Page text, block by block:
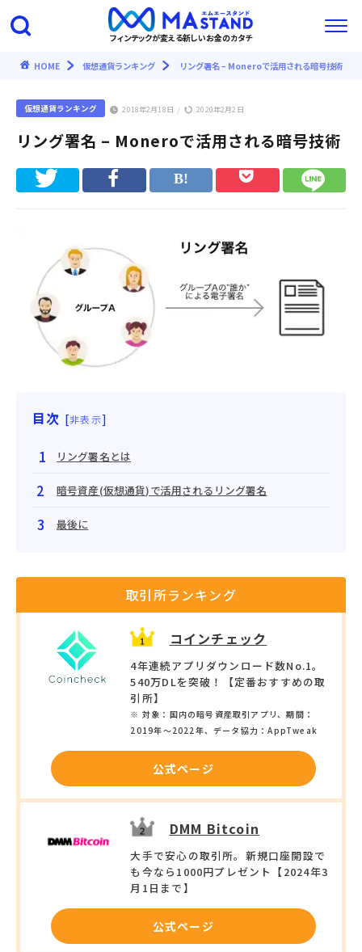
フィンテックが変える新しいお金のカタチ
HOME 仮想通貨ランキング リング署名 – Moneroで活用される暗号技術
仮想通貨ランキング 2018年2月18日 / 2020年2月2日
リング署名 – Moneroで活用される暗号技術
目次 [非表示]
リング署名とは
暗号資産(仮想通貨)で活用されるリング署名
最後に
取引所ランキング
コインチェック
4年連続アプリダウンロード数No.1。
540万DLを突破！【定番おすすめの取
引所】
※ 対象：国内の暗号資産取引アプリ、期間：
2019年〜2022年、データ協力：AppTweak
公式ページ
DMM Bitcoin
大手で安心の取引所。新規口座開設で
も今なら1000円プレゼント【2024年3
月1日まで】
公式ページ